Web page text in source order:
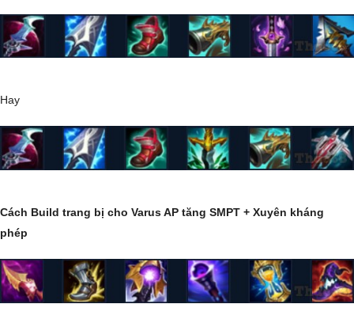
Hay
Cách Build trang bị cho Varus AP tăng SMPT + Xuyên kháng
phép